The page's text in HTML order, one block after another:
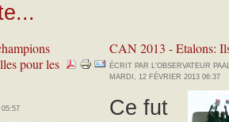
pour les
CAN 2013 - Etalons:
ÉCRIT PAR L'OBSERVATEUR
MARDI, 12 FÉVRIER 2013 06:37
Ce fut